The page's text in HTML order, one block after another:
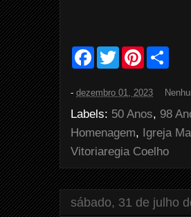
F
b
o
k
T
w
t
r
P
e
e
s
t
e
- dezembro 01, 2023
Labels: 50 Anos, 98
Homenagem, Igreja
Vitoriaregia Coelho
sábado, 31 de julho